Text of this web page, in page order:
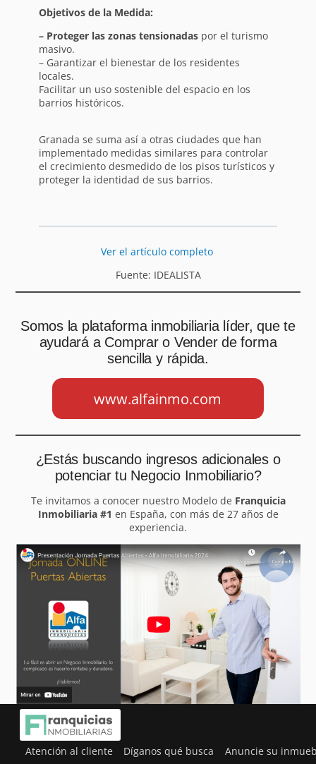
Objetivos de la Medida:
– Proteger las zonas tensionadaspor el turismo
masivo.
– Garantizar el bienestar de los residentes
locales.
Facilitar un uso sostenible del espacio en los
barrios históricos.
Granada se suma así a otras ciudades que han
implementado medidas similares para controlar
el crecimiento desmedido de los pisos turísticos y
proteger la identidad de sus barrios.
Ver el artículo completo
Fuente: IDEALISTA
Somos la plataforma inmobiliaria líder, que te
ayudará a Comprar o Vender de forma
sencilla y rápida.
www.alfainmo.com
¿Estás buscando ingresos adicionales o
potenciar tu Negocio Inmobiliario?
Te invitamos a conocer nuestro Modelo de Franquicia
Inmobiliaria #1 en España, con más de 27 años de
experiencia.
Atención al cliente Díganos qué busca Anuncie su